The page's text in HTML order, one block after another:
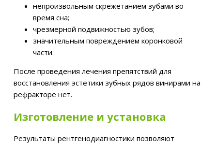
непроизвольным скрежетанием зубами во
время сна;
чрезмерной подвижностью зубов;
значительным повреждением коронковой
части.
После проведения лечения препятствий для
восстановления эстетики зубных рядов винирами на
рефракторе нет.
Изготовление и установка
Результаты рентгенодиагностики позволяют